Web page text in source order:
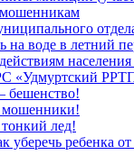
на воде в летний
«Удмуртский
бешенство!
лед!
уберечь ребенка